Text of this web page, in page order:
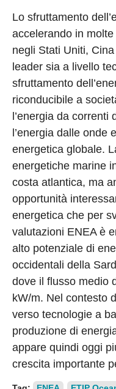
Lo sfruttamento
accelerando in
negli Stati Uniti,
leader sia a livello
sfruttamento
riconducibile a
l’energia da correnti
l’energia dalle onde
energetica globale.
energetiche marine
costa atlantica, ma
opportunità
energetica che per
valutazioni ENEA è
alto potenziale di
occidentali della
dove il flusso medio
kW/m. Nel contesto
verso tecnologie a
produzione di
appare quindi oggi
crescita importante